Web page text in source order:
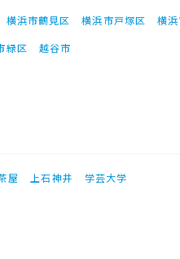
横浜市鶴見区 横浜市戸塚区
横
緑区
越谷市
屋 上石神井
学芸大学